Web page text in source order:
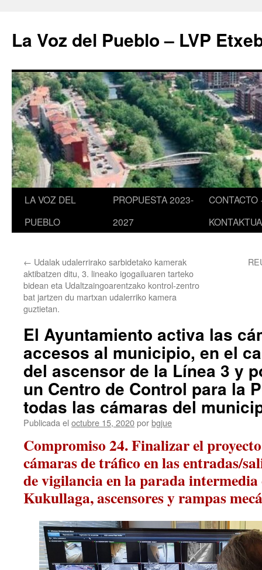
contenido
La Voz del Pueblo – LVP
LA VOZ DEL
PUEBLO
PROPUESTA 2023-
2027
CONTACTO ·
KONTAKTUA
← Udalak udalerrirako sarbidetako kamerak
aktibatzen ditu, 3. lineako igogailuaren tarteko
bidean eta Udaltzaingoarentzako kontrol-zentro
bat jartzen du martxan udalerriko kamera
guztietan.
El Ayuntamiento activa las
accesos al municipio, en el
del ascensor de la Línea 3 y
un Centro de Control para la
todas las cámaras del
Publicada el octubre 15, 2020porbgjue
Compromiso 24. Finalizar el
cámaras de tráfico en las entradas/
de vigilancia en la parada intermedia
Kukullaga, ascensores y rampas